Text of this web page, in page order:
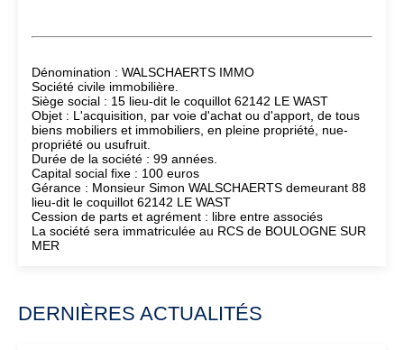
Dénomination : WALSCHAERTS IMMO
Société civile immobilière.
Siège social : 15 lieu-dit le coquillot 62142 LE WAST
Objet : L'acquisition, par voie d'achat ou d'apport, de tous
biens mobiliers et immobiliers, en pleine propriété, nue-
propriété ou usufruit.
Durée de la société : 99 années.
Capital social fixe : 100 euros
Gérance : Monsieur Simon WALSCHAERTS demeurant 88
lieu-dit le coquillot 62142 LE WAST
Cession de parts et agrément : libre entre associés
La société sera immatriculée au RCS de BOULOGNE SUR
MER
DERNIÈRES ACTUALITÉS